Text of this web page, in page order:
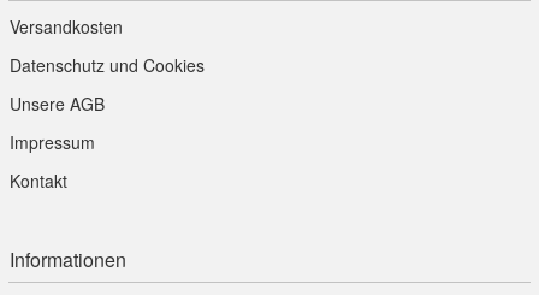
Versandkosten
Datenschutz und Cookies
Unsere AGB
Impressum
Kontakt
Informationen